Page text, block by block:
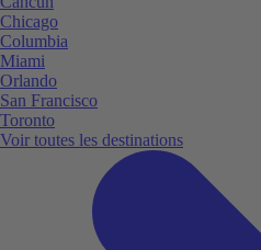
Chicago
Columbia
Miami
Orlando
San Francisco
Toronto
Voir toutes les destinations